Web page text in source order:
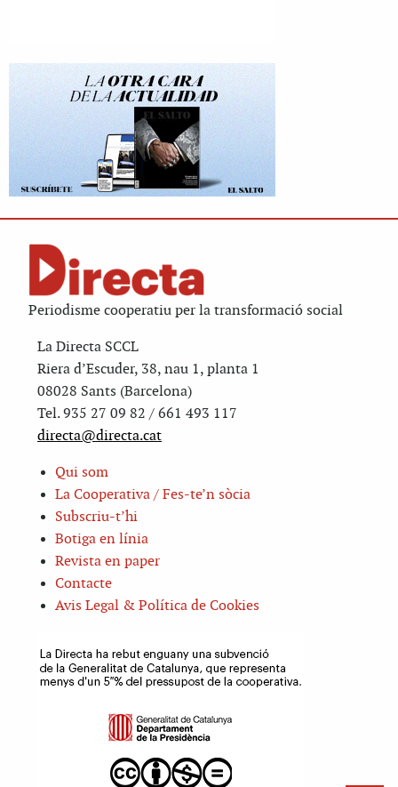
Periodisme cooperatiu per la transformació social
La Directa SCCL
Riera d’Escuder, 38, nau 1, planta 1
08028 Sants (Barcelona)
Tel. 935 27 09 82 / 661 493 117
directa@directa.cat
Qui som
La Cooperativa / Fes-te’n sòcia
Subscriu-t’hi
Botiga en línia
Revista en paper
Contacte
Avis Legal & Política de Cookies